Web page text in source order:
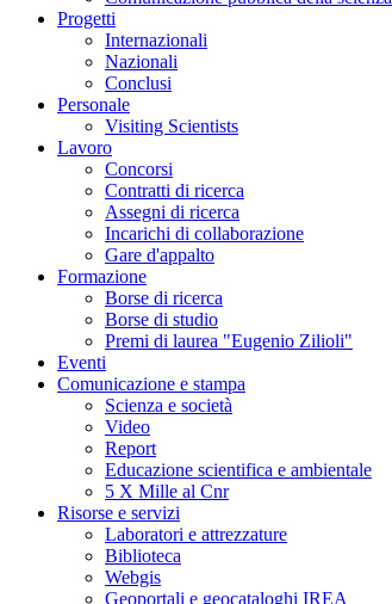
Progetti
Internazionali
Nazionali
Conclusi
Personale
Visiting Scientists
Lavoro
Concorsi
Contratti di ricerca
Assegni di ricerca
Incarichi di collaborazione
Gare d'appalto
Formazione
Borse di ricerca
Borse di studio
Premi di laurea "Eugenio Zilioli"
Eventi
Comunicazione e stampa
Scienza e società
Video
Report
Educazione scientifica e ambientale
5 X Mille al Cnr
Risorse e servizi
Laboratori e attrezzature
Biblioteca
Webgis
Geoportali e geocataloghi IREA